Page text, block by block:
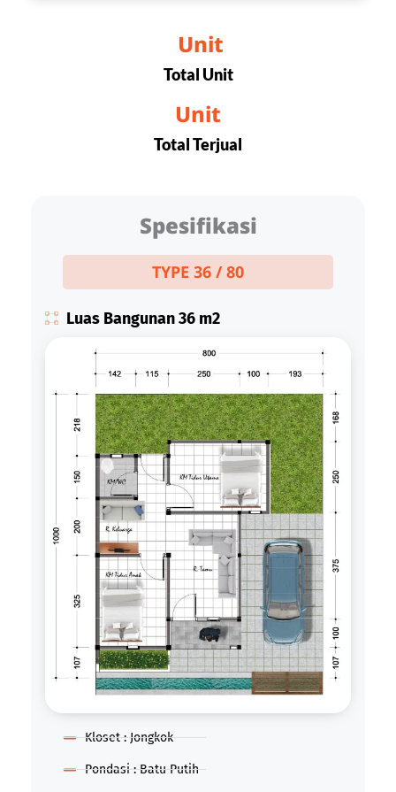
Total Unit
Unit
Total Terjual
Unit
Spesifikasi
TYPE 36 / 80
Luas Bangunan 36 m2
Kloset : Jongkok
Pondasi : Batu Putih